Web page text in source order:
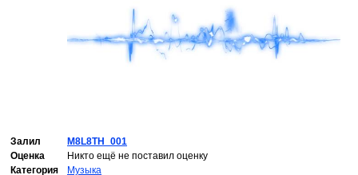
Залил
M8L8TH_001
Оценка
Никто ещё не поставил оценку
Категория
Музыка